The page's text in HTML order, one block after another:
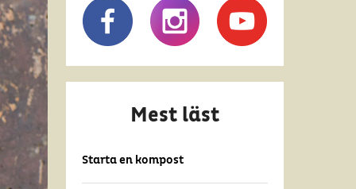
Mest läst
Starta en kompost